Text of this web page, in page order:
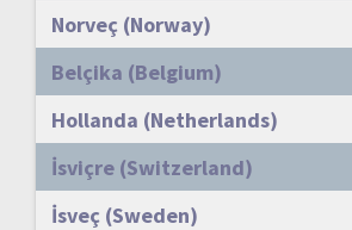
Norveç (Norway)
Belçika (Belgium)
Hollanda (Netherlands)
İsviçre (Switzerland)
İsveç (Sweden)